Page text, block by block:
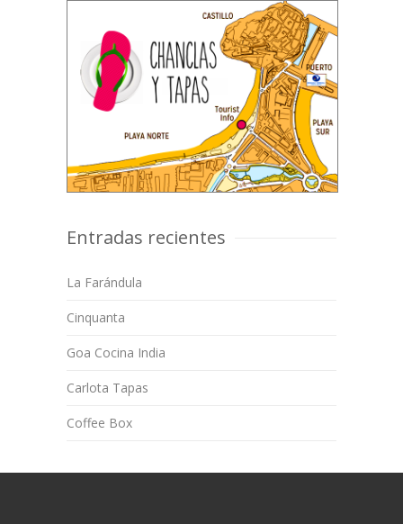
Entradas recientes
La Farándula
Cinquanta
Goa Cocina India
Carlota Tapas
Coffee Box